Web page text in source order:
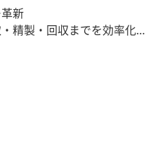
新
精製・回収までを効率化す